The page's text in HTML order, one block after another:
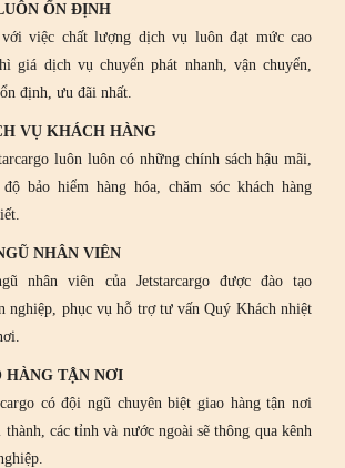
ỔN ĐỊNH
việc chất lượng dịch vụ luôn đạt mức cao
giá dịch vụ chuyển phát nhanh, vận chuyển,
định, ưu đãi nhất.
VỤ KHÁCH HÀNG
luôn luôn có những chính sách hậu mãi,
độ bảo hiểm hàng hóa, chăm sóc khách hàng
NHÂN VIÊN
nhân viên của Jetstarcargo được đào tạo
nghiệp, phục vụ hỗ trợ tư vấn Quý Khách nhiệt
HÀNG TẬN NƠI
có đội ngũ chuyên biệt giao hàng tận nơi
thành, các tỉnh và nước ngoài sẽ thông qua kênh